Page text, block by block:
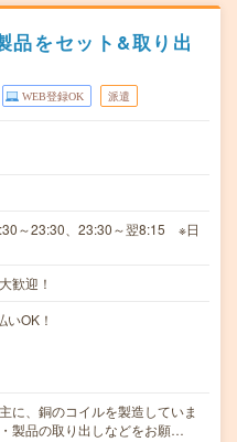
品をセット&取り出
WEB登録OK 派遣
～23:30、23:30～翌8:15 ※日
歓迎！
OK！
に、銅のコイルを製造していま
製品の取り出しなどをお願…